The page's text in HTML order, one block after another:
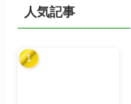
人気記事